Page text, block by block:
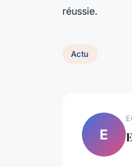
réussie.
Actu
E